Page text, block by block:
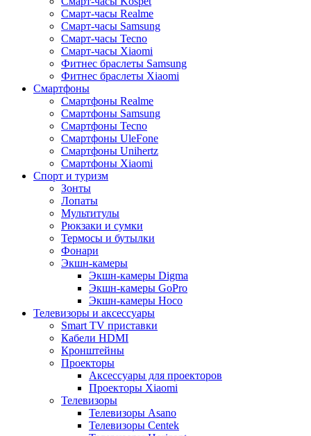
Смарт-часы Realme
Смарт-часы Samsung
Смарт-часы Tecno
Смарт-часы Xiaomi
Фитнес браслеты Samsung
Фитнес браслеты Xiaomi
Смартфоны
Смартфоны Realme
Смартфоны Samsung
Смартфоны Tecno
Смартфоны UleFone
Смартфоны Unihertz
Смартфоны Xiaomi
Спорт и туризм
Зонты
Лопаты
Мультитулы
Рюкзаки и сумки
Термосы и бутылки
Фонари
Экшн-камеры
Экшн-камеры Digma
Экшн-камеры GoPro
Экшн-камеры Hoco
Телевизоры и аксессуары
Smart TV приставки
Кабели HDMI
Кронштейны
Проекторы
Аксессуары для проекторов
Проекторы Xiaomi
Телевизоры
Телевизоры Asano
Телевизоры Centek